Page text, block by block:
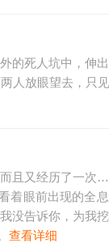
的死人坑中，伸
人放眼望去，只
而且又经历了一
着眼前出现的全
没告诉你，为我
查看详细